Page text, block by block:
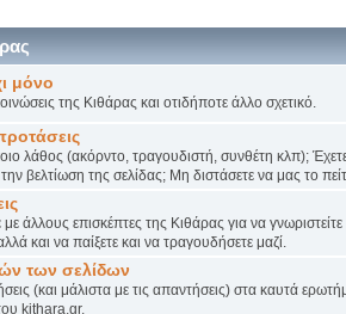
μόνο
της Κιθάρας και οτιδήποτε άλλο σχετικό.
λάθος (ακόρντο, τραγουδιστή, συνθέτη κλπ);
βελτίωση της σελίδας; Μη διστάσετε να μας το
με άλλους επισκέπτες της Κιθάρας για να
και να παίξετε και να τραγουδήσετε μαζί.
των σελίδων
(και μάλιστα με τις απαντήσεις) στα καυτά
kithara.gr.